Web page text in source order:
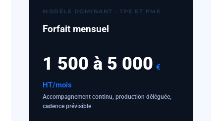
MODÈLE DOMINANT · TPE ET PME
Forfait mensuel
1 500 à 5 000 €
HT/mois
Accompagnement continu, production déléguée,
cadence prévisible